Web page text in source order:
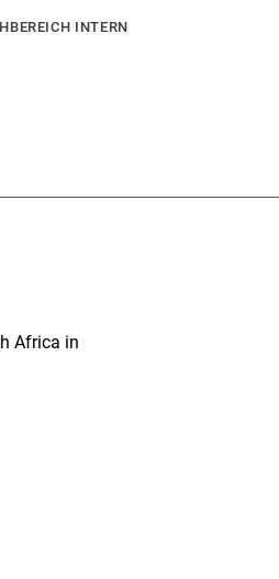
INTERN
Africa in
Fenster)